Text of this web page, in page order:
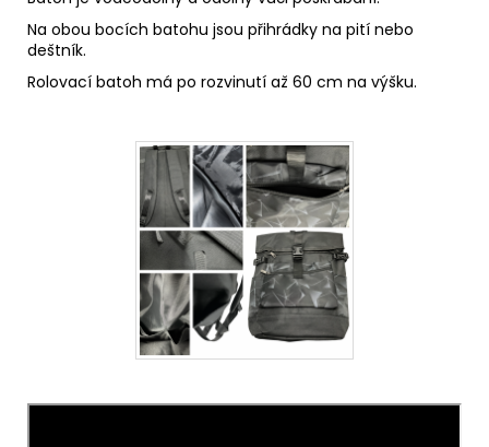
Na obou bocích batohu jsou přihrádky na pití nebo
deštník.
Rolovací batoh má po rozvinutí až 60 cm na výšku.